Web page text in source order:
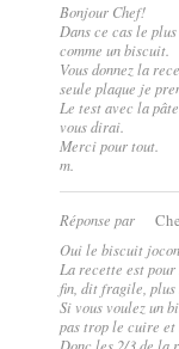
Bonjour Chef!
Dans ce cas le
comme un biscuit.
Vous donnez la
seule plaque je
Le test avec la
vous dirai.
Merci pour tout.
m.
Réponse par
Oui le biscuit
La recette est
fin, dit fragile, plus
Si vous voulez un
pas trop le cuire et